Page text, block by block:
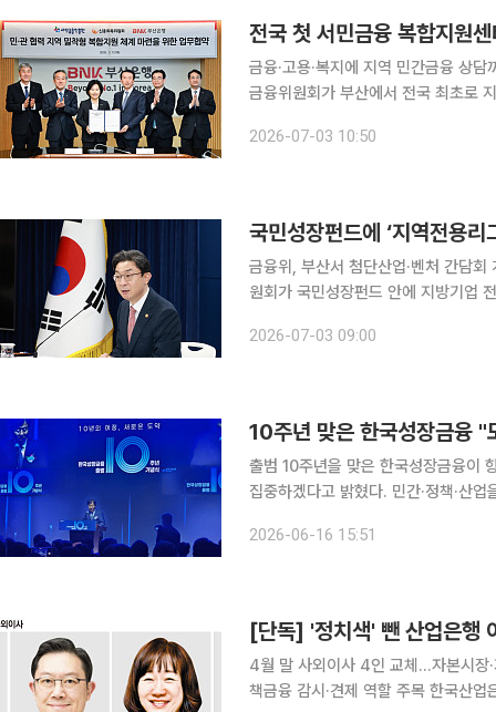
전국 첫 서민금융 복합지원
금융·고용·복지에 지역 민간금융 상
금융위원회가 부산에서 전국 최초로 지역
위원장과 전재수 부산광역시장, 김은
2026-07-03 10:50
국민성장펀드에 ‘지역전용
금융위, 부산서 첨단산업·벤처 간담회
원회가 국민성장펀드 안에 지방기업
‘부산지역 첨단산업·벤처생태계 간담
2026-07-03 09:00
10주년 맞은 한국성장금융
출범 10주년을 맞은 한국성장금융이
집중하겠다고 밝혔다. 민간·정책·산
기념식'을 개최했다. 이날 행사에는
2026-06-16 15:51
[단독] '정치색' 뺀 산업은행
4월 말 사외이사 4인 교체…자본시장
책금융 감시·견제 역할 주목 한국산업은행 사외이사진이 학계·연구기관 인사 중심으로 재편됐다. 정